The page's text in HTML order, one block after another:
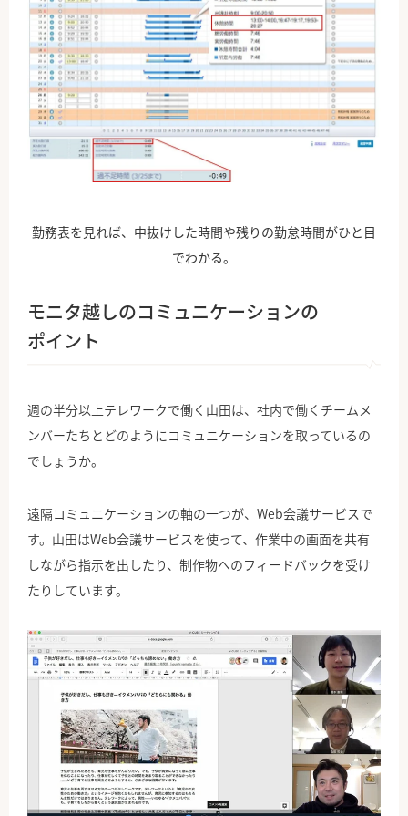
勤務表を見れば、中抜けした時間や残りの勤怠時間がひと目
でわかる。
モニタ越しのコミュニケーションの
ポイント
週の半分以上テレワークで働く山田は、社内で働くチームメ
ンバーたちとどのようにコミュニケーションを取っているの
でしょうか。
遠隔コミュニケーションの軸の一つが、Web会議サービスで
す。山田はWeb会議サービスを使って、作業中の画面を共有
しながら指示を出したり、制作物へのフィードバックを受け
たりしています。